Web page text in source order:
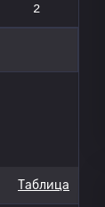
2
Таблица